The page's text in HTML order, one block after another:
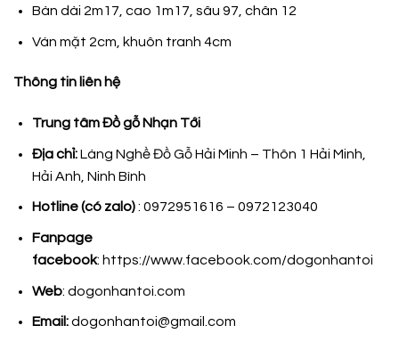
Bàn dài 2m17, cao 1m17, sâu 97, chân 12
Ván mặt 2cm, khuôn tranh 4cm
Thông tin liên hệ
Trung tâm Đồ gỗ Nhạn Tới
Địa chỉ:Làng Nghề Đồ Gỗ Hải Minh – Thôn 1 Hải Minh,
Hải Anh, Ninh Bình
Hotline (có zalo): 0972951616 – 0972123040
Fanpage
facebook: https://www.facebook.com/dogonhantoi
Web: dogonhantoi.com
Email: dogonhantoi@gmail.com